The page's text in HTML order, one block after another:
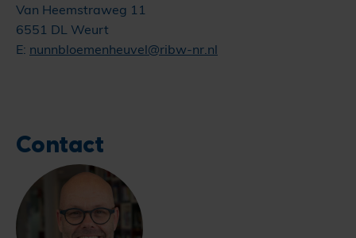
Van Heemstraweg 11
6551 DL Weurt
E: nunnbloemenheuvel@ribw-nr.nl
Contact